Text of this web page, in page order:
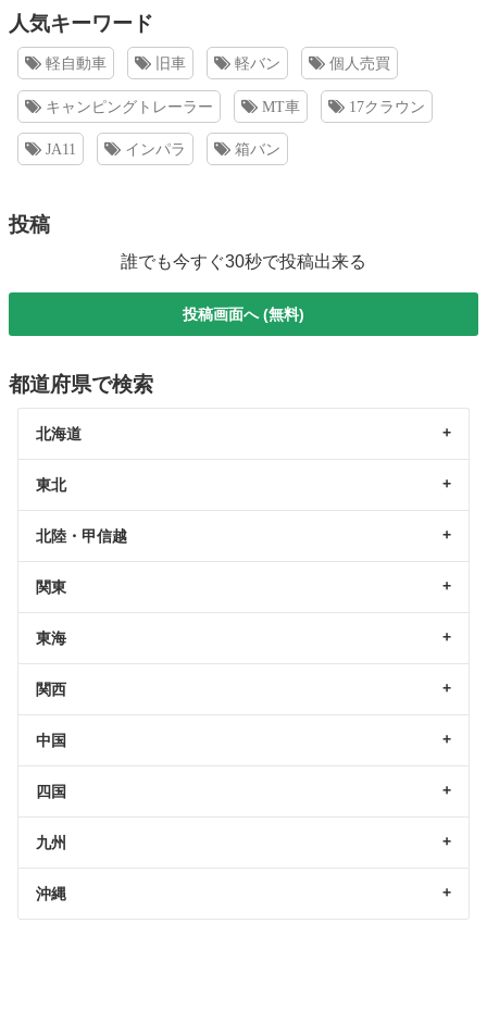
人気キーワード
軽自動車 旧車 軽バン 個人売買
キャンピングトレーラー MT車 17クラウン
JA11 インパラ 箱バン
投稿
誰でも今すぐ30秒で投稿出来る
投稿画面へ (無料)
都道府県で検索
北海道
東北
北陸・甲信越
関東
東海
関西
中国
四国
九州
沖縄